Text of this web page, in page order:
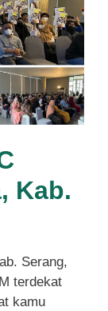
Kab.
Serang,
terdekat
kamu